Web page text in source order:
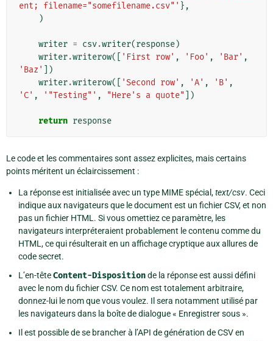
ent; filename="somefilename.csv"' },
)
writer = csv.writer(response)
writer.writerow([ 'First row' , 'Foo' , 'Bar' ,
'Baz'
])
writer.writerow([ 'Second row' , 'A' , 'B' ,
'C' , '"Testing"' , "Here's a quote" ])
return response
Le code et les commentaires sont assez explicites, mais certains
points méritent un éclaircissement :
La réponse est initialisée avec un type MIME spécial,text/csv. Ceci
indique aux navigateurs que le document est un fichier CSV, et non
pas un fichier HTML. Si vous omettiez ce paramètre, les
navigateurs interpréteraient probablement le contenu comme du
HTML, ce qui résulterait en un affichage cryptique aux allures de
code secret.
L’en-têteContent-Dispositionde la réponse est aussi défini
avec le nom du fichier CSV. Ce nom est totalement arbitraire,
donnez-lui le nom que vous voulez. Il sera notamment utilisé par
les navigateurs dans la boîte de dialogue « Enregistrer sous ».
Il est possible de se brancher à l’API de génération de CSV en